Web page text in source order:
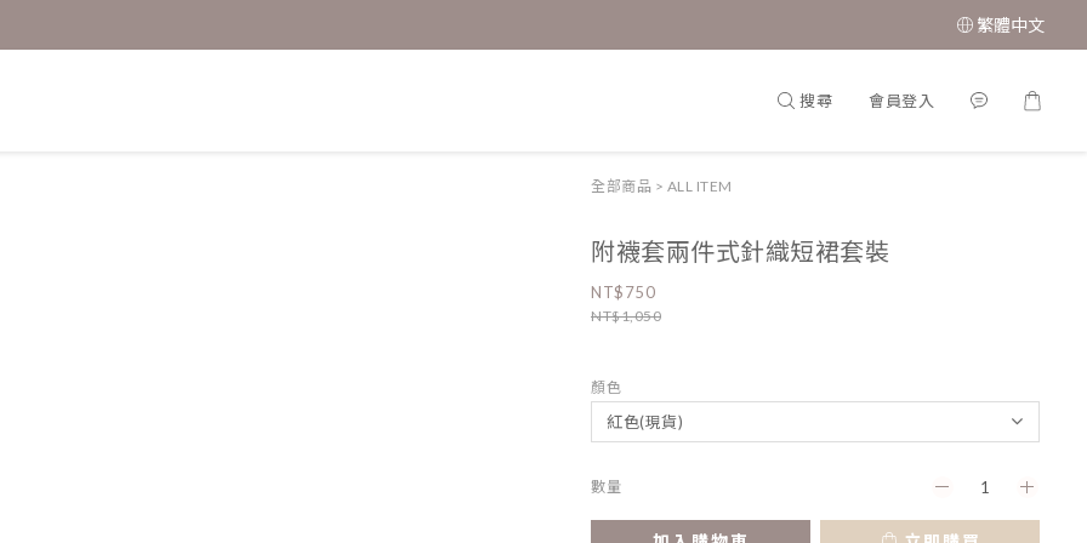
繁體中文
搜尋 會員登入
全部商品 > ALL ITEM
附襪套兩件式針織短裙套裝
NT$750
NT$1,050
顏色
數量